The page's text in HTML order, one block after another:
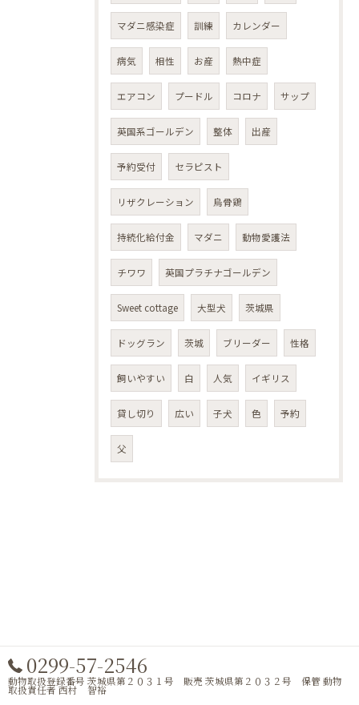
マダニ感染症 訓練 カレンダー
病気 相性 お産 熱中症
エアコン プードル コロナ サップ
英国系ゴールデン 整体 出産
予約受付 セラピスト
リザクレーション 烏骨鶏
持続化給付金 マダニ 動物愛護法
チワワ 英国プラチナゴールデン
Sweet cottage 大型犬 茨城県
ドッグラン 茨城 ブリーダー 性格
飼いやすい 白 人気 イギリス
貸し切り 広い 子犬 色 予約
父
0299-57-2546
動物取扱登録番号 茨城県第２０３１号 販売 茨城県第２０３２号 保管 動物
取扱責任者 西村 智裕